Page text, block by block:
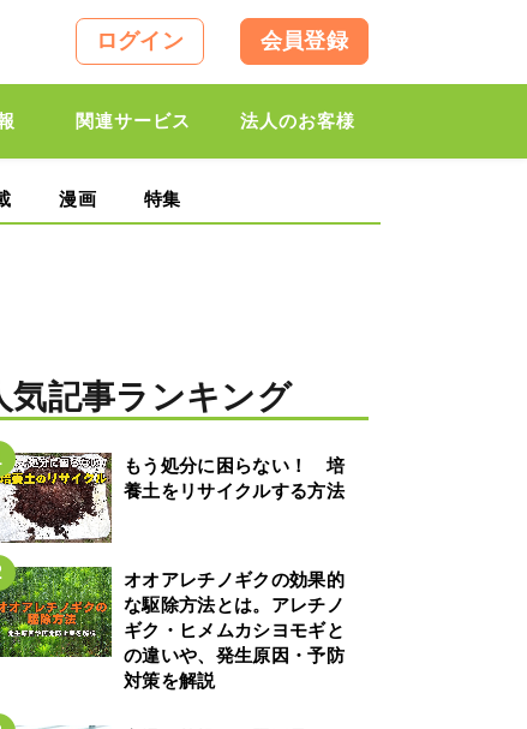
ログイン 会員登録
関連サービス 法人のお客様
漫画 特集
気記事ランキング
もう処分に困らない！ 培
養土をリサイクルする方法
オオアレチノギクの効果的
な駆除方法とは。アレチノ
ギク・ヒメムカシヨモギと
の違いや、発生原因・予防
対策を解説